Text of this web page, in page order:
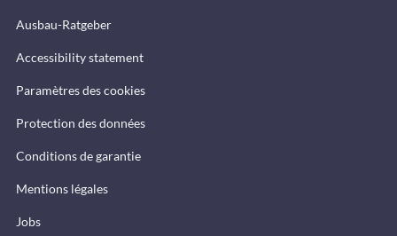
Ausbau-Ratgeber
Accessibility statement
Paramètres des cookies
Protection des données
Conditions de garantie
Mentions légales
Jobs